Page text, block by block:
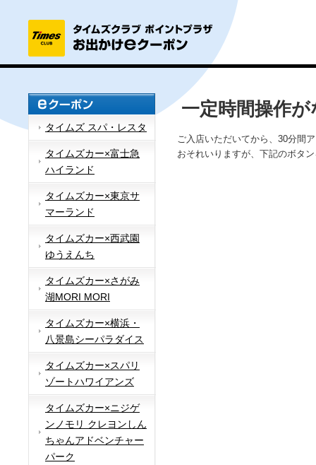
タイムズ スパ・レスタ
タイムズカー×富士急
ハイランド
タイムズカー×東京サ
マーランド
タイムズカー×西武園
ゆうえんち
タイムズカー×さがみ
湖MORI MORI
タイムズカー×横浜・
八景島シーパラダイス
タイムズカー×スパリ
ゾートハワイアンズ
タイムズカー×ニジゲ
ンノモリ クレヨンしん
ちゃんアドベンチャー
パーク
一定時間操作
ご入店いただいてから、30分間
おそれいりますが、下記のボタ